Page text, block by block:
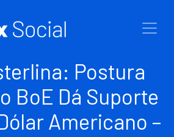
Postura
BoE Dá Suporte
Americano –